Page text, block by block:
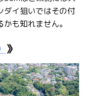
ダイ狙いではその付
も知れません。
》